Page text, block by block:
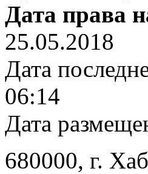
Дата права
25.05.2018
Дата
06:14
Дата
680000, г.